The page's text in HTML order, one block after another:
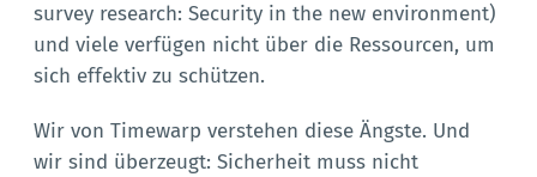
survey research: Security in the new environment)
und viele verfügen nicht über die Ressourcen, um
sich effektiv zu schützen.
Wir von Timewarp verstehen diese Ängste. Und
wir sind überzeugt: Sicherheit muss nicht